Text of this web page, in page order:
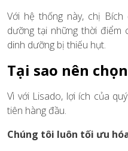
Với hệ thống này, chị
dưỡng tại những thời điểm
dinh dưỡng bị thiếu hụt.
Tại sao nên
Vì với Lisado, lợi ích của
tiên hàng đầu.
Chúng tôi luôn tối ưu